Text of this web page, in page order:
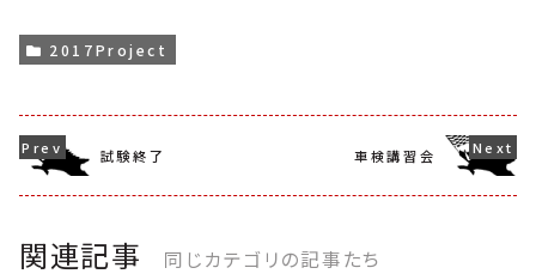
2017Project
試験終了 車検講習会
関連記事 同じカテゴリの記事たち